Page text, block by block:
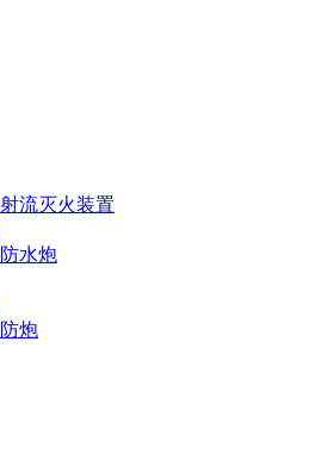
流灭火装置
水炮
炮